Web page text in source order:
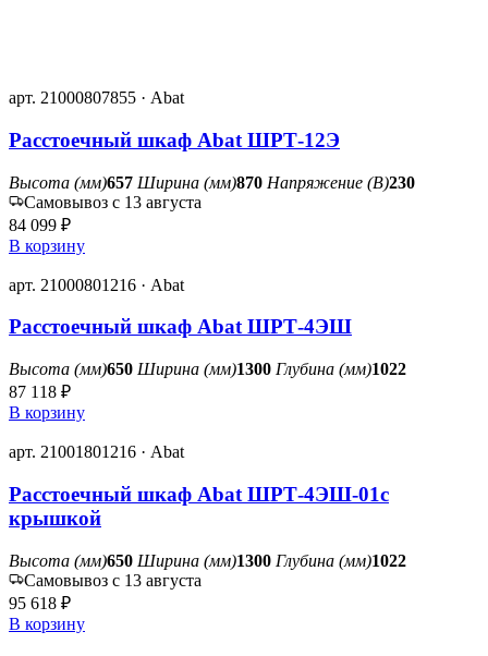
арт. 21000807855 · Abat
Расстоечный шкаф Abat ШРТ-12Э
Высота (мм)657 Ширина (мм)870 Напряжение (В)230
Самовывоз с 13 августа
84 099 ₽
В корзину
арт. 21000801216 · Abat
Расстоечный шкаф Abat ШРТ-4ЭШ
Высота (мм)650 Ширина (мм)1300 Глубина (мм)1022
87 118 ₽
В корзину
арт. 21001801216 · Abat
Расстоечный шкаф Abat ШРТ-4ЭШ-01с
крышкой
Высота (мм)650 Ширина (мм)1300 Глубина (мм)1022
Самовывоз с 13 августа
95 618 ₽
В корзину